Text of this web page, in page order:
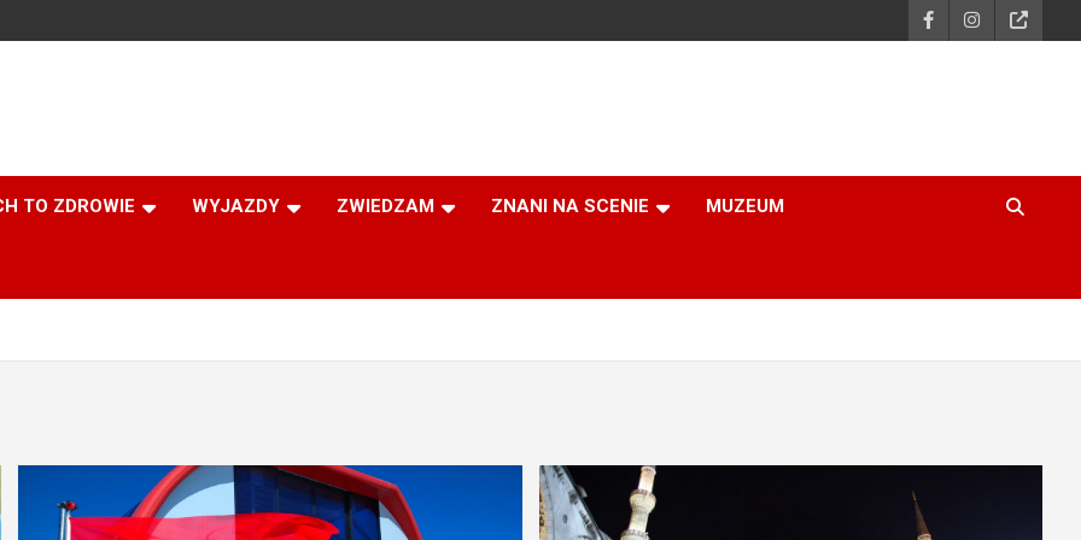
TO ZDROWIE WYJAZDY ZWIEDZAM ZNANI NA SCENIE MUZEUM